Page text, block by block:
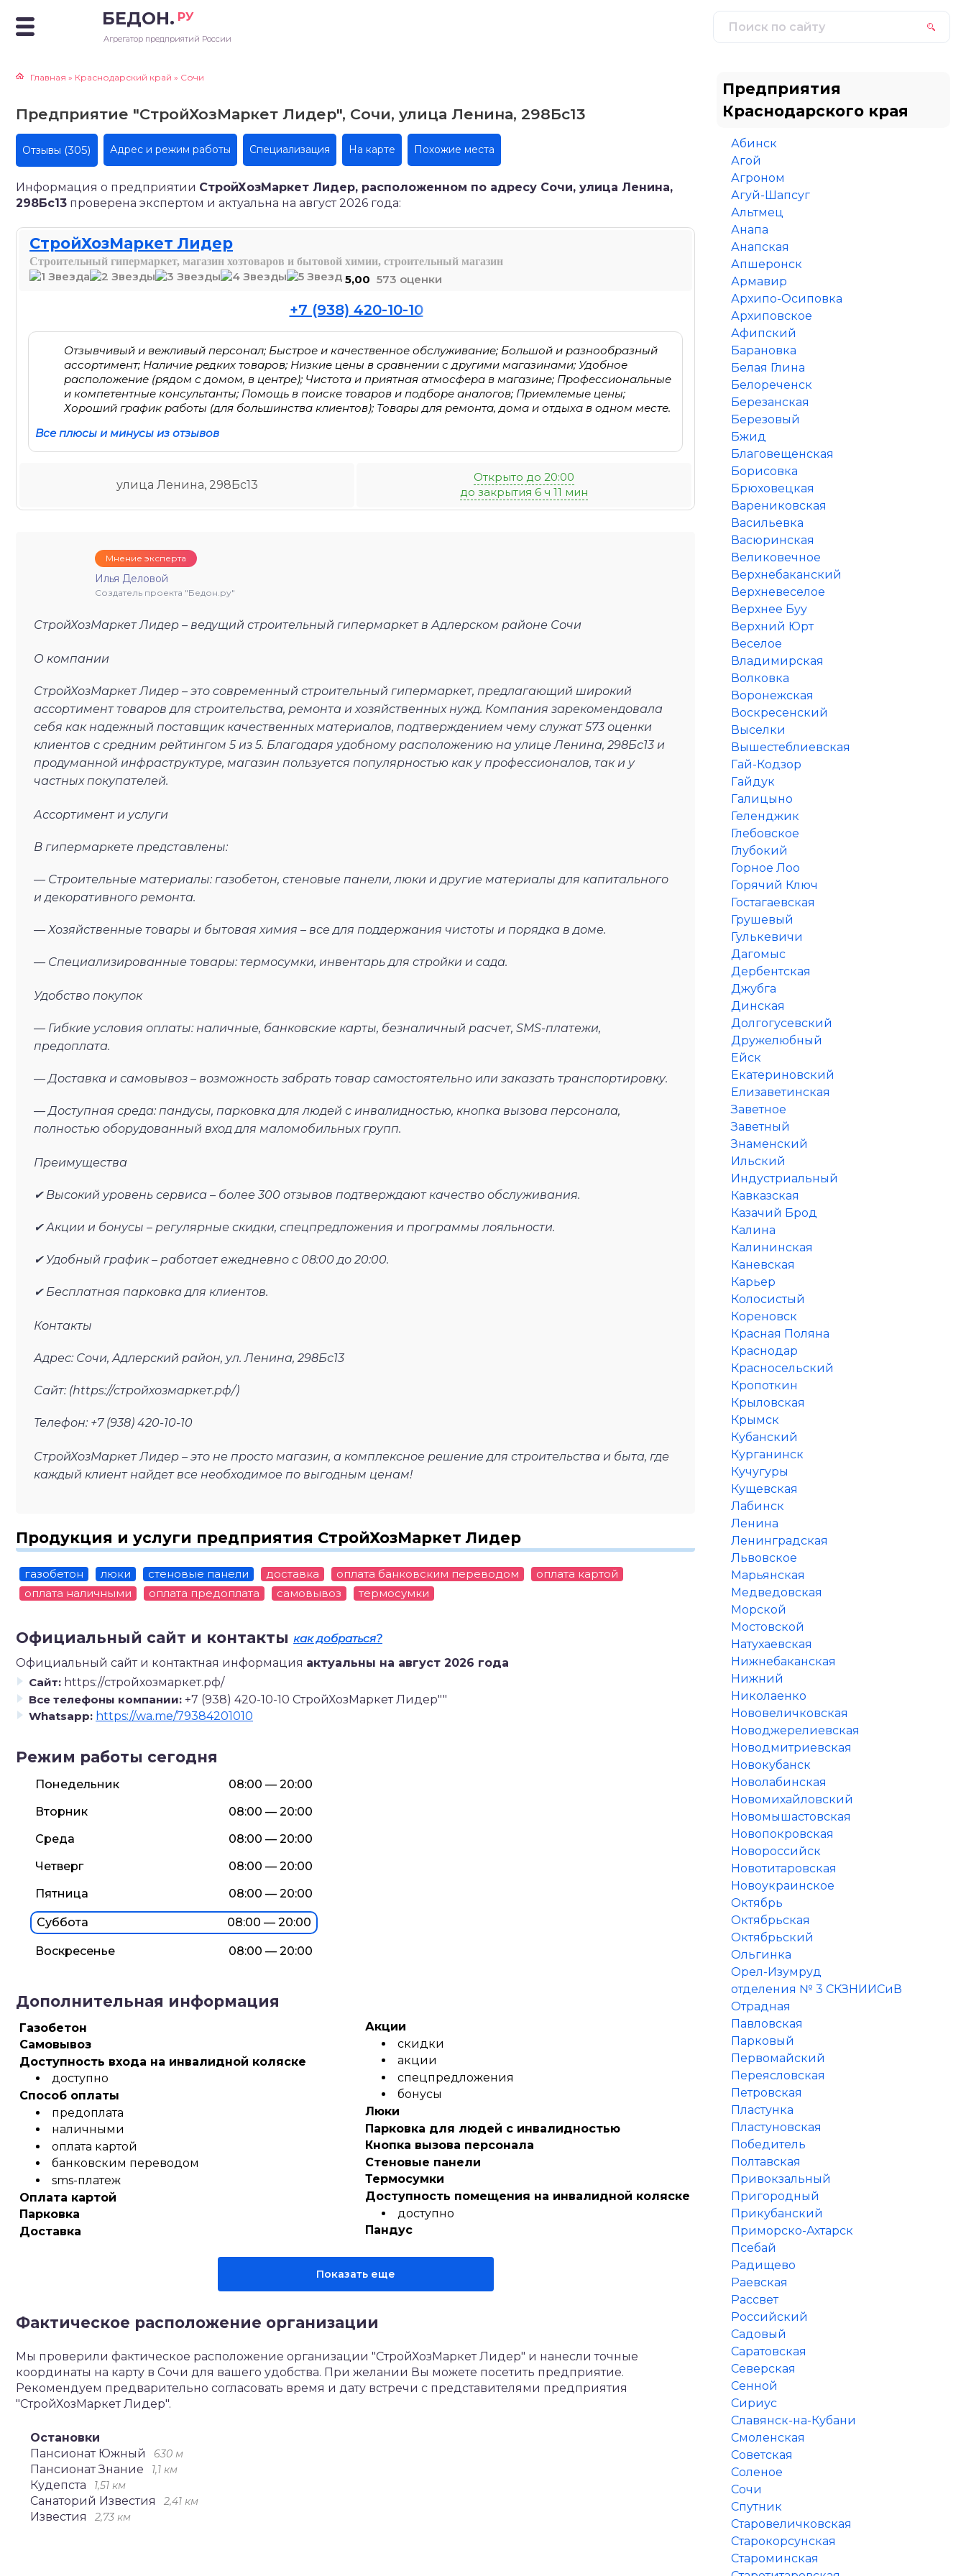
БЕДОН. РУ
Агрегатор предприятий России
Главная » Краснодарский край » Сочи
Предприятие "СтройХозМаркет Лидер", Сочи, улица Ленина, 298Бс13
Отзывы (305) Адрес и режим работы Специализация На карте Похожие места
Информация о предприятии СтройХозМаркет Лидер, расположенном по адресу Сочи, улица Ленина,
298Бс13 проверена экспертом и актуальна на август 2026 года:
СтройХозМаркет Лидер
Строительный гипермаркет, магазин хозтоваров и бытовой химии, строительный магазин
5,00 573 оценки
+7 (938) 420-10-10
Отзывчивый и вежливый персонал; Быстрое и качественное обслуживание; Большой и разнообразный
ассортимент; Наличие редких товаров; Низкие цены в сравнении с другими магазинами; Удобное
расположение (рядом с домом, в центре); Чистота и приятная атмосфера в магазине; Профессиональные
и компетентные консультанты; Помощь в поиске товаров и подборе аналогов; Приемлемые цены;
Хороший график работы (для большинства клиентов); Товары для ремонта, дома и отдыха в одном месте.
Все плюсы и минусы из отзывов
улица Ленина, 298Бс13
Открыто до 20:00
до закрытия 6 ч 11 мин
Мнение эксперта
Илья Деловой
Создатель проекта "Бедон.ру"
СтройХозМаркет Лидер – ведущий строительный гипермаркет в Адлерском районе Сочи
О компании
СтройХозМаркет Лидер – это современный строительный гипермаркет, предлагающий широкий
ассортимент товаров для строительства, ремонта и хозяйственных нужд. Компания зарекомендовала
себя как надежный поставщик качественных материалов, подтверждением чему служат 573 оценки
клиентов с средним рейтингом 5 из 5. Благодаря удобному расположению на улице Ленина, 298Бс13 и
продуманной инфраструктуре, магазин пользуется популярностью как у профессионалов, так и у
частных покупателей.
Ассортимент и услуги
В гипермаркете представлены:
— Строительные материалы: газобетон, стеновые панели, люки и другие материалы для капитального
и декоративного ремонта.
— Хозяйственные товары и бытовая химия – все для поддержания чистоты и порядка в доме.
— Специализированные товары: термосумки, инвентарь для стройки и сада.
Удобство покупок
— Гибкие условия оплаты: наличные, банковские карты, безналичный расчет, SMS-платежи,
предоплата.
— Доставка и самовывоз – возможность забрать товар самостоятельно или заказать транспортировку.
— Доступная среда: пандусы, парковка для людей с инвалидностью, кнопка вызова персонала,
полностью оборудованный вход для маломобильных групп.
Преимущества
✔ Высокий уровень сервиса – более 300 отзывов подтверждают качество обслуживания.
✔ Акции и бонусы – регулярные скидки, спецпредложения и программы лояльности.
✔ Удобный график – работает ежедневно с 08:00 до 20:00.
✔ Бесплатная парковка для клиентов.
Контакты
Адрес: Сочи, Адлерский район, ул. Ленина, 298Бс13
Сайт: (https://стройхозмаркет.рф/)
Телефон: +7 (938) 420-10-10
СтройХозМаркет Лидер – это не просто магазин, а комплексное решение для строительства и быта, где
каждый клиент найдет все необходимое по выгодным ценам!
Продукция и услуги предприятия СтройХозМаркет Лидер
газобетон люки стеновые панели доставка оплата банковским переводом
оплата картой
оплата наличными
оплата предоплата самовывоз термосумки
Официальный сайт и контакты как добраться?
Официальный сайт и контактная информация актуальны на август 2026 года
Сайт: https://стройхозмаркет.рф/
Все телефоны компании: +7 (938) 420-10-10 СтройХозМаркет Лидер""
Whatsapp: https://wa.me/79384201010
Режим работы сегодня
Понедельник
08:00 — 20:00
Вторник
08:00 — 20:00
Среда
08:00 — 20:00
Четверг
08:00 — 20:00
Пятница
08:00 — 20:00
Суббота 08:00 — 20:00
Воскресенье 08:00 — 20:00
Дополнительная информация
Газобетон
Самовывоз
Доступность входа на инвалидной коляске
доступно
Способ оплаты
предоплата
наличными
оплата картой
банковским переводом
sms-платеж
Оплата картой
Парковка
Доставка
Акции
скидки
акции
спецпредложения
бонусы
Люки
Парковка для людей с инвалидностью
Кнопка вызова персонала
Стеновые панели
Термосумки
Доступность помещения на инвалидной коляске
доступно
Пандус
Показать еще
Фактическое расположение организации
Мы проверили фактическое расположение организации "СтройХозМаркет Лидер" и нанесли точные
координаты на карту в Сочи для вашего удобства. При желании Вы можете посетить предприятие.
Рекомендуем предварительно согласовать время и дату встречи с представителями предприятия
"СтройХозМаркет Лидер".
Остановки
Пансионат Южный
630 м
Пансионат Знание 1,1 км
Кудепста 1,51 км
Санаторий Известия 2,41 км
Известия 2,73 км
Предприятия
Краснодарского края
Абинск
Агой
Агроном
Агуй-Шапсуг
Альтмец
Анапа
Анапская
Апшеронск
Армавир
Архипо-Осиповка
Архиповское
Афипский
Барановка
Белая Глина
Белореченск
Березанская
Березовый
Бжид
Благовещенская
Борисовка
Брюховецкая
Варениковская
Васильевка
Васюринская
Великовечное
Верхнебаканский
Верхневеселое
Верхнее Буу
Верхний Юрт
Веселое
Владимирская
Волковка
Воронежская
Воскресенский
Выселки
Вышестеблиевская
Гай-Кодзор
Гайдук
Галицыно
Геленджик
Глебовское
Глубокий
Горное Лоо
Горячий Ключ
Гостагаевская
Грушевый
Гулькевичи
Дагомыс
Дербентская
Джубга
Динская
Долгогусевский
Дружелюбный
Ейск
Екатериновский
Елизаветинская
Заветное
Заветный
Знаменский
Ильский
Индустриальный
Кавказская
Казачий Брод
Калина
Калининская
Каневская
Карьер
Колосистый
Кореновск
Красная Поляна
Краснодар
Красносельский
Кропоткин
Крыловская
Крымск
Кубанский
Курганинск
Кучугуры
Кущевская
Лабинск
Ленина
Ленинградская
Львовское
Марьянская
Медведовская
Морской
Мостовской
Натухаевская
Нижнебаканская
Нижний
Николаенко
Нововеличковская
Новоджерелиевская
Новодмитриевская
Новокубанск
Новолабинская
Новомихайловский
Новомышастовская
Новопокровская
Новороссийск
Новотитаровская
Новоукраинское
Октябрь
Октябрьская
Октябрьский
Ольгинка
Орел-Изумруд
отделения № 3 СКЗНИИСиВ
Отрадная
Павловская
Парковый
Первомайский
Переясловская
Петровская
Пластунка
Пластуновская
Победитель
Полтавская
Привокзальный
Пригородный
Прикубанский
Приморско-Ахтарск
Псебай
Радищево
Раевская
Рассвет
Российский
Садовый
Саратовская
Северская
Сенной
Сириус
Славянск-на-Кубани
Смоленская
Советская
Соленое
Сочи
Спутник
Старовеличковская
Старокорсунская
Староминская